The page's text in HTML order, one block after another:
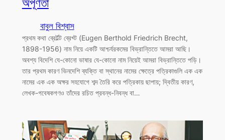
অপূর্ণতা
বাবুল বিশ্বাস
প্রথম কথা ব্রের্টল্ট ব্রেখ্ট (Eugen Berthold Friedrich Brecht,
1898-1956) নাম নিয়ে একটি আশ্চর্যরকমের বিভ্রান্তিতে আমরা আছি।
অবশ্য বিদেশি যে-কোনো ভাষার যে-কোনো নাম নিয়েই আমরা বিভ্রান্তিতে পড়ি।
তার প্রথম কারণ ভিনদেশি ব্যক্তি বা স্থানের নামের ক্ষেত্রে পত্রিকাগুলি এক এক
নামের এক এক অক্ষর সহযোগে শব্দ তৈরি করে পত্রিকায় ছাপায়; দ্বিতীয় কারণ,
লেখক-গবেষকগণও তাঁদের রচিত প্রবন্ধ-নিবন্ধ বা…